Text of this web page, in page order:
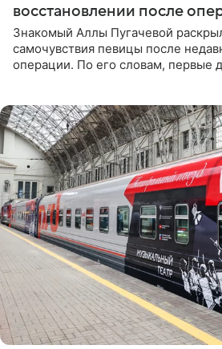
восстановлении после
Знакомый Аллы Пугачевой
самочувствия певицы после
операции. По его словам, первые